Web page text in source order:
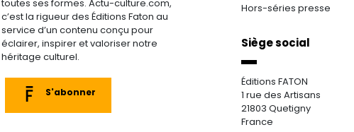
toutes ses formes. Actu-culture.com,
c’est la rigueur des Éditions Faton au
service d’un contenu conçu pour
éclairer, inspirer et valoriser notre
héritage culturel.
S'abonner
Hors-séries presse
Siège social
Éditions FATON
1 rue des Artisans
21803 Quetigny
France